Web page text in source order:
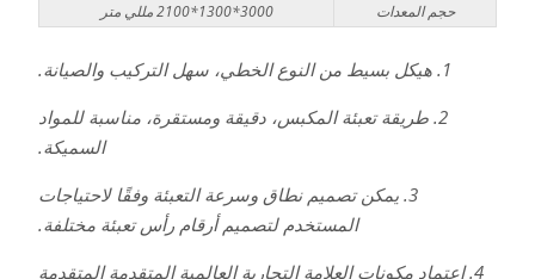
حجم المعدات
3000*1300*2100 مللي متر
1. هيكل بسيط من النوع الخطي، سهل التركيب والصيانة.
2. طريقة تعبئة المكبس، دقيقة ومستقرة، مناسبة للمواد
السميكة.
3. يمكن تصميم نطاق وسرعة التعبئة وفقًا لاحتياجات
المستخدم لتصميم أرقام رأس تعبئة مختلفة.
4. اعتماد مكونات العلامة التجارية العالمية المتقدمة المتقدمة